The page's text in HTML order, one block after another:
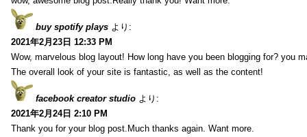
buy spotify plays より:
2021年2月23日 12:33 PM
Wow, marvelous blog layout! How long have you been blogging for? you
The overall look of your site is fantastic, as well as the content!
facebook creator studio より:
2021年2月24日 2:10 PM
Thank you for your blog post.Much thanks again. Want more.